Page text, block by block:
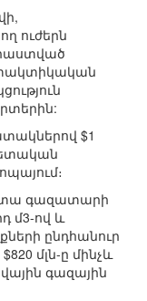
ուժերն
$1
կտա գազատարի
մ3-ով և
ընդհանուր
մլն-ը մինչև
գազային